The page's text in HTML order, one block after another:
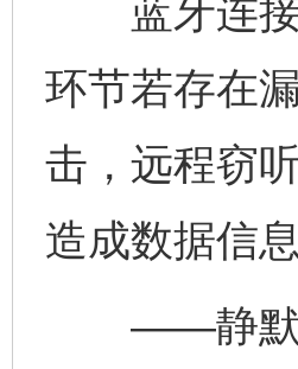
蓝牙连接
环节若存在
击，远程窃
造成数据信息
——静默监